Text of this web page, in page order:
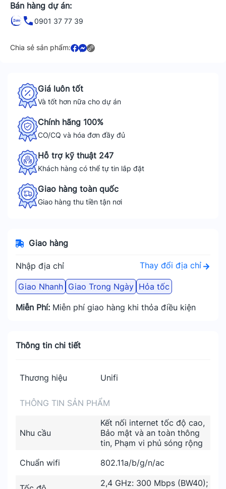
Bán hàng dự án:
0901 37 77 39
Chia sẻ sản phẩm:
Giá luôn tốt
Và tốt hơn nữa cho dự án
Chính hãng 100%
CO/CQ và hóa đơn đầy đủ
Hỗ trợ kỹ thuật 247
Khách hàng có thể tự tin lắp đặt
Giao hàng toàn quốc
Giao hàng thu tiền tận nơi
Giao hàng
Nhập địa chỉ Thay đổi địa chỉ
Giao Nhanh Giao Trong Ngày Hỏa tốc
Miễn Phí: Miễn phí giao hàng khi thỏa điều kiện
Thông tin chi tiết
Thương hiệu Unifi
THÔNG TIN SẢN PHẨM
Nhu cầu
Kết nối internet tốc độ cao,
Bảo mật và an toàn thông
tin, Phạm vi phủ sóng rộng
Chuẩn wifi
802.11a/b/g/n/ac
2,4 GHz: 300 Mbps (BW40);